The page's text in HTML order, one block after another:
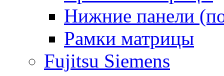
Нижние панели
Рамки матрицы
Fujitsu Siemens